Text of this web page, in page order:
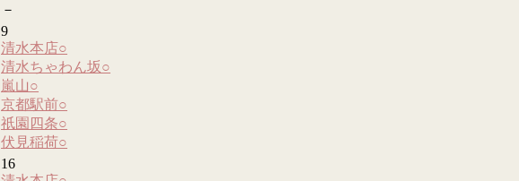
－
9
清水本店○
清水ちゃわん坂○
嵐山○
京都駅前○
祇園四条○
伏見稲荷○
16